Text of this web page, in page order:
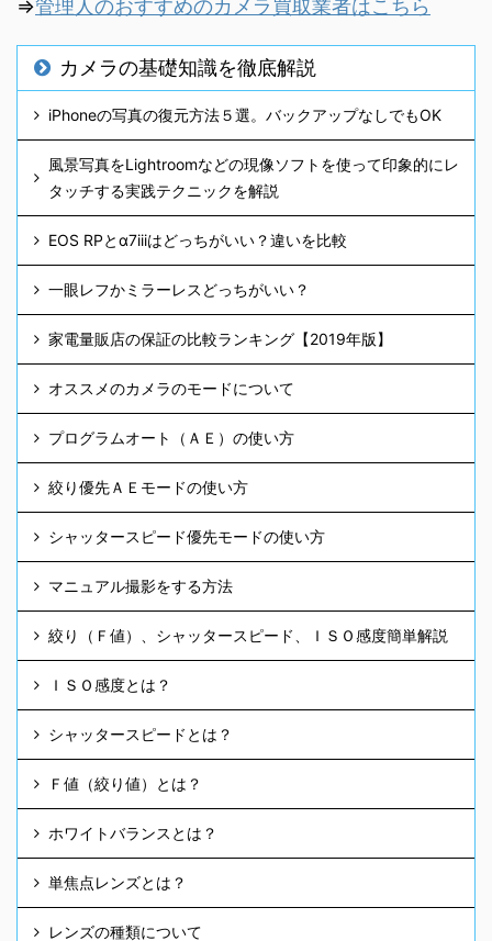
⇒管理人のおすすめのカメラ買取業者はこちら
カメラの基礎知識を徹底解説
iPhoneの写真の復元方法５選。バックアップなしでもOK
風景写真をLightroomなどの現像ソフトを使って印象的にレ
タッチする実践テクニックを解説
EOS RPとα7iiiはどっちがいい？違いを比較
一眼レフかミラーレスどっちがいい？
家電量販店の保証の比較ランキング【2019年版】
オススメのカメラのモードについて
プログラムオート（ＡＥ）の使い方
絞り優先ＡＥモードの使い方
シャッタースピード優先モードの使い方
マニュアル撮影をする方法
絞り（Ｆ値）、シャッタースピード、ＩＳＯ感度簡単解説
ＩＳＯ感度とは？
シャッタースピードとは？
Ｆ値（絞り値）とは？
ホワイトバランスとは？
単焦点レンズとは？
レンズの種類について